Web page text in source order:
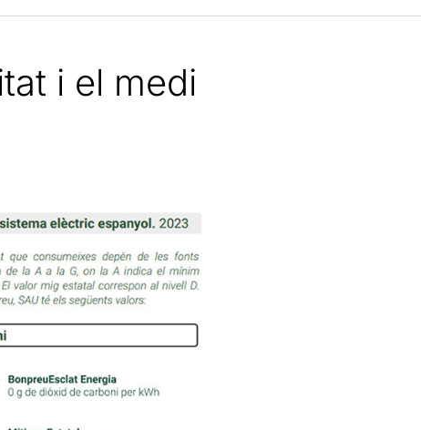
i el medi